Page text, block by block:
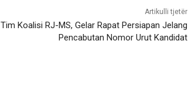
Artikulli tjetër
Tim Koalisi RJ-MS, Gelar Rapat Persiapan Jelang
Pencabutan Nomor Urut Kandidat